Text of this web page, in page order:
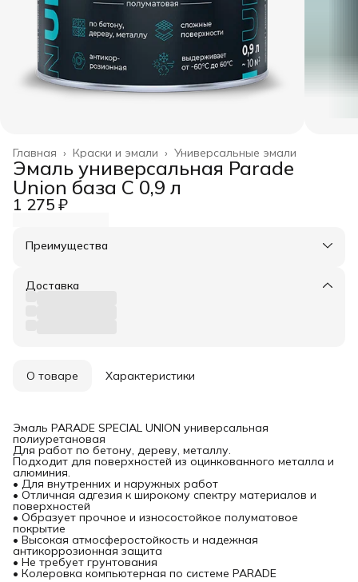
Универсальные эмали
Краски и эмали ›
Главная ›
Эмаль универсальная Parade
Union база С 0,9 л
1 275 ₽
Преимущества
Удобный возврат
Доставка
О товаре Характеристики
Эмаль PARADE SPECIAL UNION универсальная
полиуретановая
Для работ по бетону, дереву, металлу.
Подходит для поверхностей из оцинкованного металла и
алюминия.
• Для внутренних и наружных работ
• Отличная адгезия к широкому спектру материалов и
поверхностей
• Образует прочное и износостойкое полуматовое
покрытие
• Высокая атмосферостойкость и надежная
антикоррозионная защита
• Не требует грунтования
• Колеровка компьютерная по системе PARADE